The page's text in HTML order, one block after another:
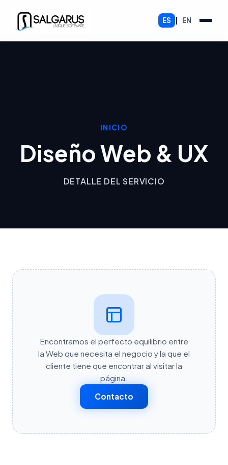
ES EN
INICIO
Diseño Web & UX
DETALLE DEL SERVICIO
Encontramos el perfecto equilibrio entre
la Web que necesita el negocio y la que el
cliente tiene que encontrar al visitar la
página.
Contacto